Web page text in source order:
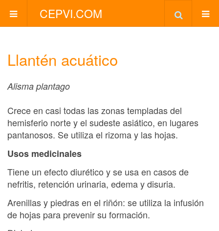
CEPVI.COM
Llantén acuático
Alisma plantago
Crece en casi todas las zonas templadas del
hemisferio norte y el sudeste asiático, en lugares
pantanosos. Se utiliza el rizoma y las hojas.
Usos medicinales
Tiene un efecto diurético y se usa en casos de
nefritis, retención urinaria, edema y disuria.
Arenillas y piedras en el riñón: se utiliza la infusión
de hojas para prevenir su formación.